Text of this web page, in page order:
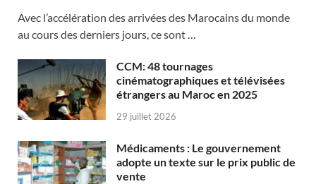
Avec l’accélération des arrivées des Marocains du monde
au cours des derniers jours, ce sont …
CCM: 48 tournages
cinématographiques et télévisées
étrangers au Maroc en 2025
29 juillet 2026
Médicaments : Le gouvernement
adopte un texte sur le prix public de
vente